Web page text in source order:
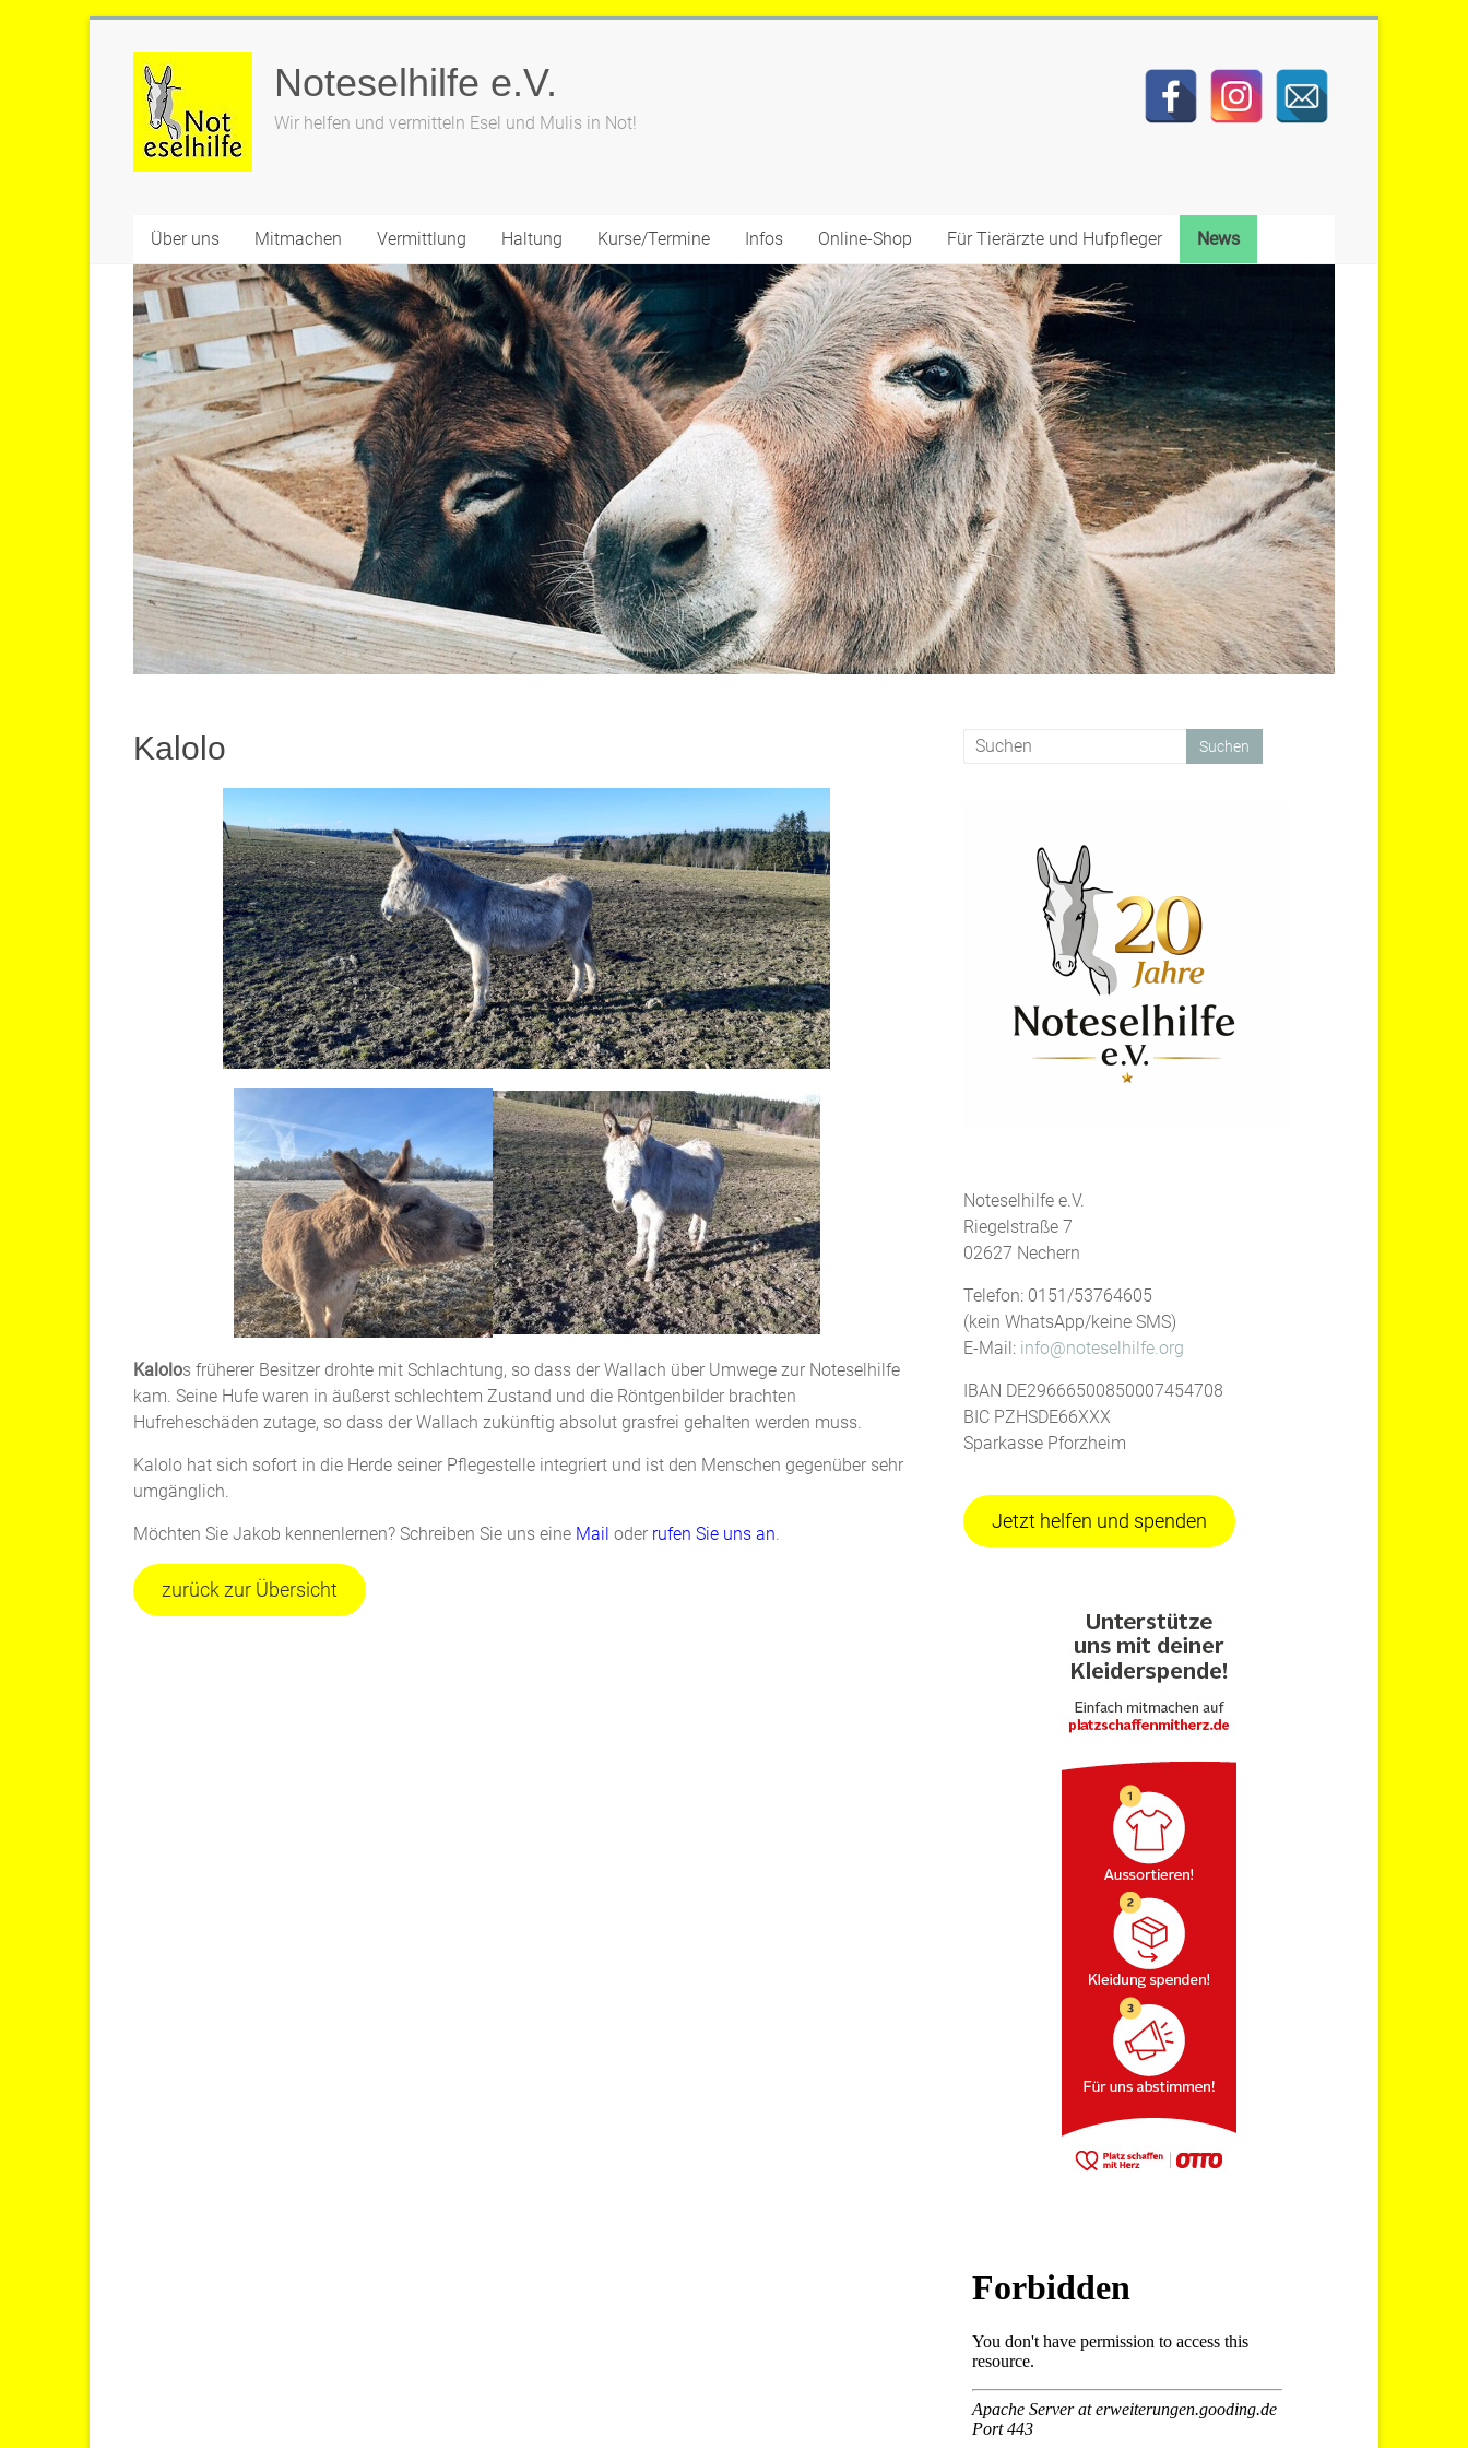
springen
Noteselhilfe e.V.
Wir helfen und vermitteln Esel und Mulis in Not!
Über uns Mitmachen Vermittlung Haltung Kurse/Termine Infos Online-Shop Für Tierärzte und Hufpfleger News
Kalolo
Kalolos früherer Besitzer drohte mit Schlachtung, so dass der Wallach über Umwege zur Noteselhilfe
kam. Seine Hufe waren in äußerst schlechtem Zustand und die Röntgenbilder brachten
Hufreheschäden zutage, so dass der Wallach zukünftig absolut grasfrei gehalten werden muss.
Kalolo hat sich sofort in die Herde seiner Pflegestelle integriert und ist den Menschen gegenüber sehr
umgänglich.
Möchten Sie Jakob kennenlernen? Schreiben Sie uns eine Mail oder rufen Sie uns an
zurück zur Übersicht
Noteselhilfe e.V.
Riegelstraße 7
02627 Nechern
Telefon: 0151/53764605
(kein WhatsApp/keine SMS)
E-Mail: info@noteselhilfe.org
IBAN DE29666500850007454708
BIC PZHSDE66XXX
Sparkasse Pforzheim
Jetzt helfen und spenden